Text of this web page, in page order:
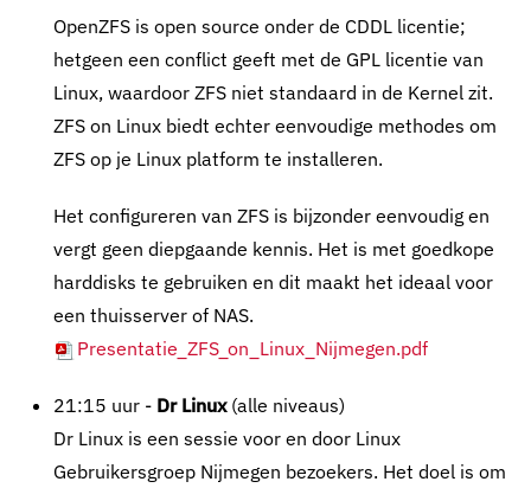
OpenZFS is open source onder de CDDL licentie;
hetgeen een conflict geeft met de GPL licentie van
Linux, waardoor ZFS niet standaard in de Kernel zit.
ZFS on Linux biedt echter eenvoudige methodes om
ZFS op je Linux platform te installeren.
Het configureren van ZFS is bijzonder eenvoudig en
vergt geen diepgaande kennis. Het is met goedkope
harddisks te gebruiken en dit maakt het ideaal voor
een thuisserver of NAS.
Presentatie_ZFS_on_Linux_Nijmegen.pdf
21:15 uur - Dr Linux(alle niveaus)
Dr Linux is een sessie voor en door Linux
Gebruikersgroep Nijmegen bezoekers. Het doel is om